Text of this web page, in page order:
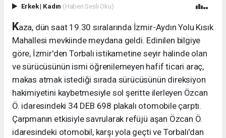
Erkek| Kadın (Haberi Sesli Oku)
Kaza, dün saat 19.30 sıralarında İzmir-Aydın Yolu Kısık
Mahallesi mevkiinde meydana geldi. Edinilen bilgiye
göre, İzmir'den Torbalı istikametine seyir halinde olan
ve sürücüsünün ismi öğrenilemeyen hafif ticari araç,
makas atmak istediği sırada sürücüsünün direksiyon
hakimiyetini kaybetmesiyle sol şeritte ilerleyen Özcan
Ö. idaresindeki 34 DEB 698 plakalı otomobile çarptı.
Çarpmanın etkisiyle savrularak refüjü aşan Özcan Ö.
idaresindeki otomobil, karşı yola geçti ve Torbalı'dan